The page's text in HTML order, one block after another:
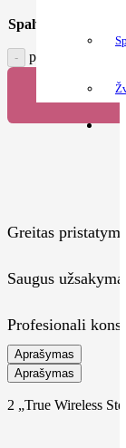
Spalva
produkto kiekis:
Pridėti
Greitas pristatymas
Saugus užsakymas
Profesionali
Aprašymas
Aprašymas
2 „True Wireless